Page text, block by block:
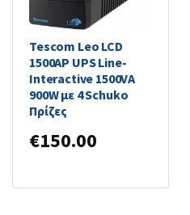
Tescom Leo LCD
1500AP UPS Line-
Interactive 1500VA
900W με 4 Schuko
Πρίζες
€150.00